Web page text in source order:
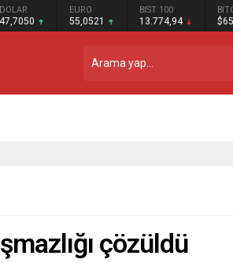
DOLAR
47,7050
EURO
55,0521
BIST 100
13.774,94
çözüldü